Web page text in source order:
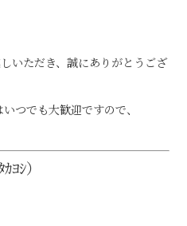
いただき、誠にありがとうござ
つでも大歓迎ですので、
ｼ）